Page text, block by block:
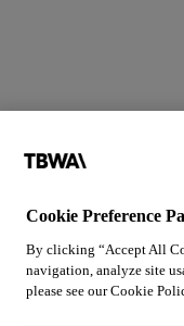
Cookie Preference
By clicking “Accept All
navigation, analyze site
please see our Cookie